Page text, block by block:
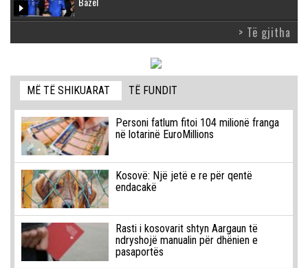
> Të gjitha
MË TË SHIKUARAT TË FUNDIT
Personi fatlum fitoi 104 milionë franga
në lotarinë EuroMillions
Kosovë: Një jetë e re për qentë
endacakë
Rasti i kosovarit shtyn Aargaun të
ndryshojë manualin për dhënien e
pasaportës